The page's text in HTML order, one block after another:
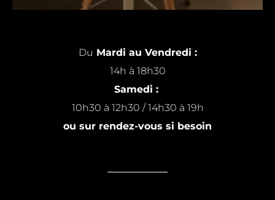
Du Mardi au Vendredi :
14h à 18h30
Samedi :
10h30 à 12h30 / 14h30 à 19h
ou sur rendez-vous si besoin